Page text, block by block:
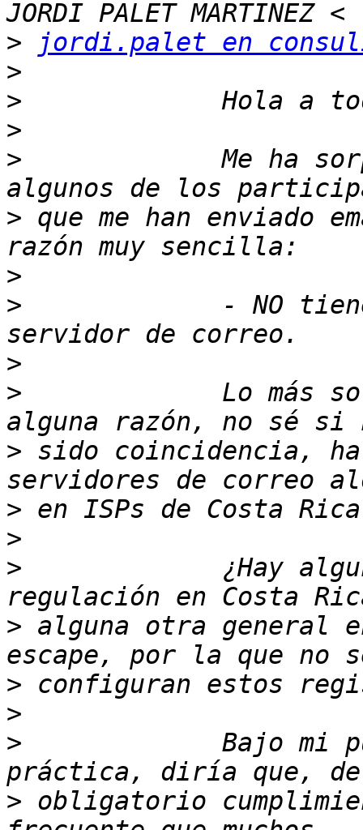
>
jordi.palet en
>
>
>
>
Me ha
> que me han enviado
>
>
- NO
>
>
Lo más
> sido coincidencia, ha
>
>
>
¿Hay
> alguna otra general
>
>
>
Bajo mi
> obligatorio